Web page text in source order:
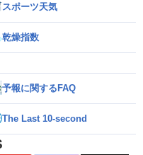
スポーツ天気
乾燥指数
予報に関するFAQ
The Last 10-second